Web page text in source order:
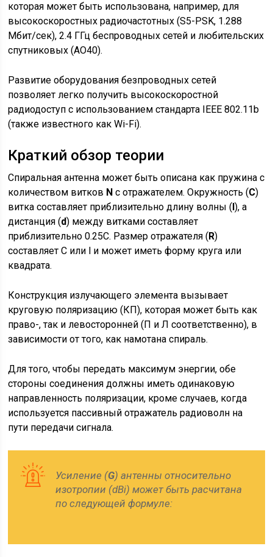
которая может быть использована, например, для
высокоскоростных радиочастотных (S5-PSK, 1.288
Мбит/сек), 2.4 ГГц беспроводных сетей и любительских
спутниковых (AO40).
Развитие оборудования безпроводных сетей
позволяет легко получить высокоскоростной
радиодоступ с использованием стандарта IEEE 802.11b
(также известного как Wi-Fi).
Краткий обзор теории
Спиральная антенна может быть описана как пружина с
количеством витков N с отражателем. Окружность (C)
витка составляет приблизительно длину волны (l), а
дистанция (d) между витками составляет
приблизительно 0.25C. Размер отражателя (R)
составляет C или l и может иметь форму круга или
квадрата.
Конструкция излучающего элемента вызывает
круговую поляризацию (КП), которая может быть как
право-, так и левосторонней (П и Л соответственно), в
зависимости от того, как намотана спираль.
Для того, чтобы передать максимум энергии, обе
стороны соединения должны иметь одинаковую
направленность поляризации, кроме случаев, когда
используется пассивный отражатель радиоволн на
пути передачи сигнала.
Усиление (G) антенны относительно
изотропии (dBi) может быть расчитана
по следующей формуле: